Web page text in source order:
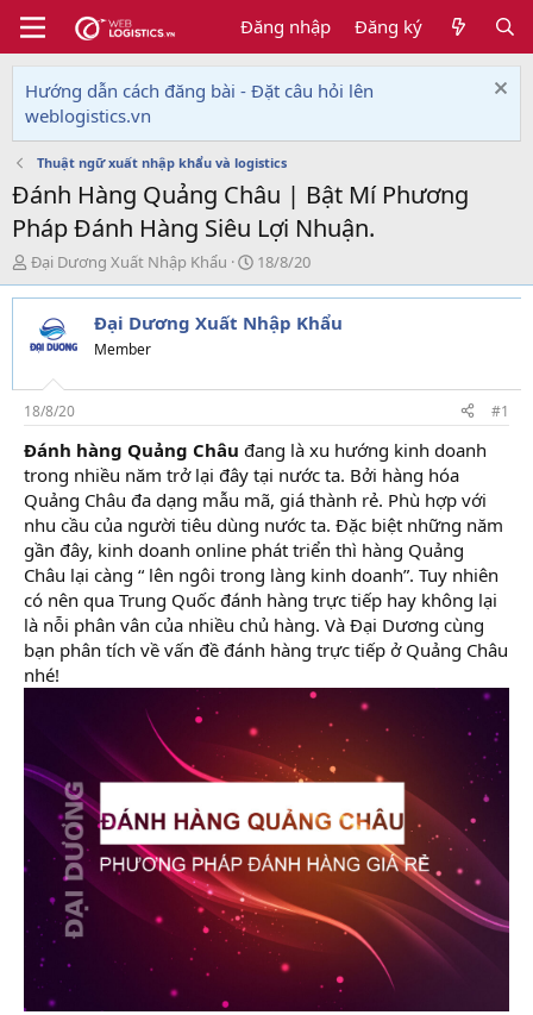
Đăng nhập Đăng ký
Hướng dẫn cách đăng bài - Đặt câu hỏi lên
weblogistics.vn
Thuật ngữ xuất nhập khẩu và logistics
Đánh Hàng Quảng Châu | Bật Mí Phương
Pháp Đánh Hàng Siêu Lợi Nhuận.
T
h
r
a
s
t
a
r
t
e
r
Đại Dương Xuất Nhập Khẩu
N
g
à
y
i
18/8/20
Đại Dương Xuất Nhập Khẩu
Member
18/8/20 #1
Đánh hàng Quảng Châu đang là xu hướng kinh doanh
trong nhiều năm trở lại đây tại nước ta. Bởi hàng hóa
Quảng Châu đa dạng mẫu mã, giá thành rẻ. Phù hợp với
nhu cầu của người tiêu dùng nước ta. Đặc biệt những năm
gần đây, kinh doanh online phát triển thì hàng Quảng
Châu lại càng “ lên ngôi trong làng kinh doanh”. Tuy nhiên
có nên qua Trung Quốc đánh hàng trực tiếp hay không lại
là nỗi phân vân của nhiều chủ hàng. Và Đại Dương cùng
bạn phân tích về vấn đề đánh hàng trực tiếp ở Quảng Châu
nhé!